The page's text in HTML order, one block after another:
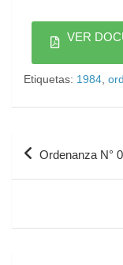
VER
Etiquetas: 1984
Ordenanza N°